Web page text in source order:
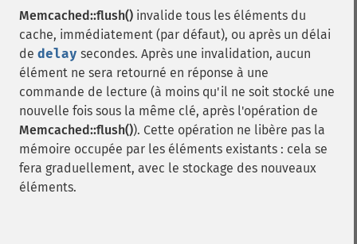
Memcached::flush() invalide tous les éléments du
cache, immédiatement (par défaut), ou après un délai
de delay secondes. Après une invalidation, aucun
élément ne sera retourné en réponse à une
commande de lecture (à moins qu'il ne soit stocké une
nouvelle fois sous la même clé, après l'opération de
Memcached::flush()). Cette opération ne libère pas la
mémoire occupée par les éléments existants : cela se
fera graduellement, avec le stockage des nouveaux
éléments.